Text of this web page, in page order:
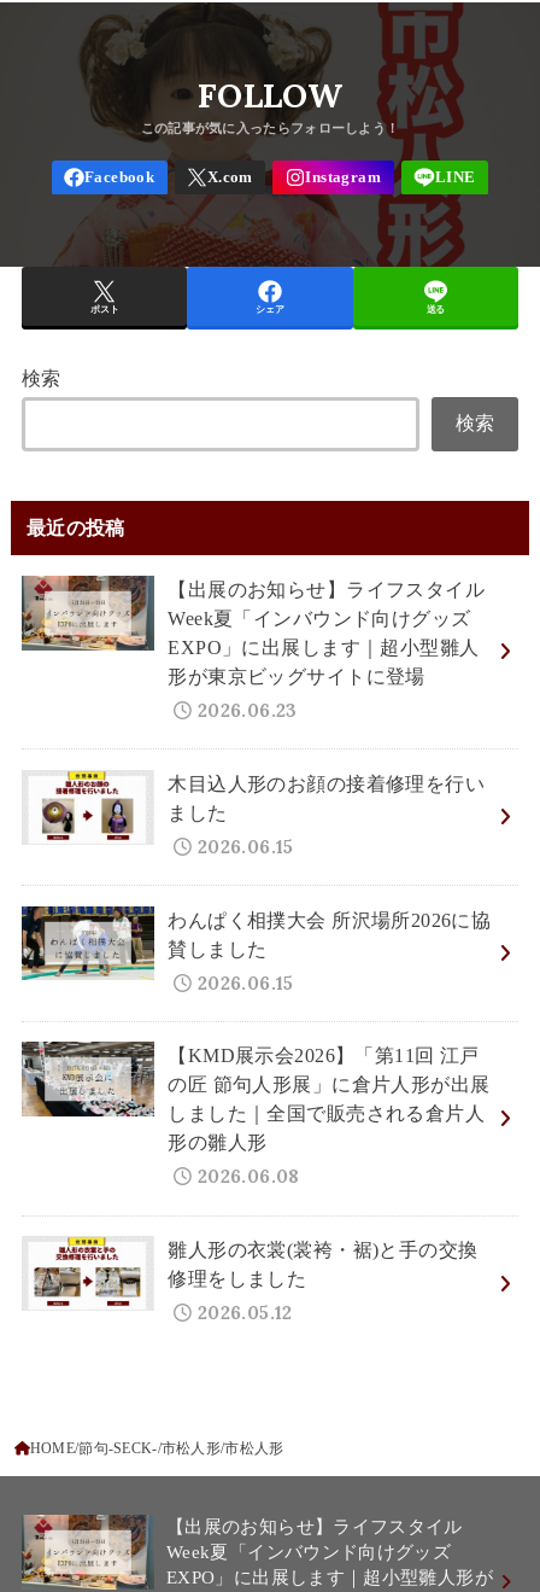
FOLLOW
ポスト シェア 送る
検索
検索
最近の投稿
【出展のお知らせ】ライフスタイル
Week夏「インバウンド向けグッズ
EXPO」に出展します｜超小型雛人
形が東京ビッグサイトに登場
2026.06.23
木目込人形のお顔の接着修理を行い
ました
2026.06.15
わんぱく相撲大会 所沢場所2026に協
賛しました
2026.06.15
【KMD展示会2026】「第11回 江戸
の匠 節句人形展」に倉片人形が出展
しました｜全国で販売される倉片人
形の雛人形
2026.06.08
雛人形の衣裳(裳袴・裾)と手の交換
修理をしました
2026.05.12
HOME 節句-SECK- 市松人形 市松人形
【出展のお知らせ】ライフスタイル
Week夏「インバウンド向けグッズ
EXPO」に出展します｜超小型雛人形が